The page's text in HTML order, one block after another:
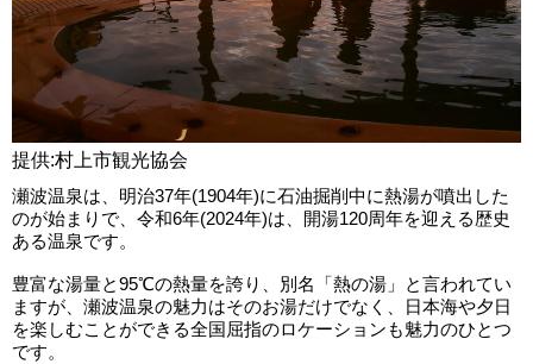
提供:村上市観光協会
瀬波温泉は、明治37年(1904年)に石油掘削中に熱湯が噴出した
のが始まりで、令和6年(2024年)は、開湯120周年を迎える歴史
ある温泉です。
豊富な湯量と95℃の熱量を誇り、別名「熱の湯」と言われてい
ますが、瀬波温泉の魅力はそのお湯だけでなく、日本海や夕日
を楽しむことができる全国屈指のロケーションも魅力のひとつ
です。